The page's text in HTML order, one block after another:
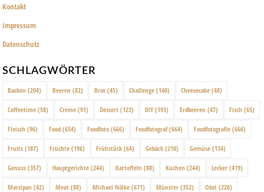
Kontakt
Impressum
Datenschutz
SCHLAGWÖRTER
Backen (204) Beeren (82) Brot (45) Challenge (140) Cheesecake (48)
Coffeetime (58) Creme (91) Dessert (123) DIY (193) Erdbeeren (47) Fisch (65)
Fleisch (96) Food (654) Foodfoto (666) Foodfotograf(664) Foodfotografie (666)
Fruits (187) Früchte (196) Frühstück (64) Gebäck (210) Gemüse (134)
Genuss (357) Hauptgerichte (244) Kartoffeln (88) Kuchen (244) Lecker (419)
Marzipan (42) Meat (88) Michael Nölke (671) Münster (352) Obst (220)